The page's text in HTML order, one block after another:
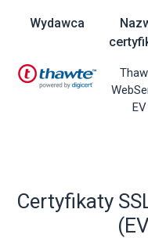
Wydawca
EV
Certyfikaty